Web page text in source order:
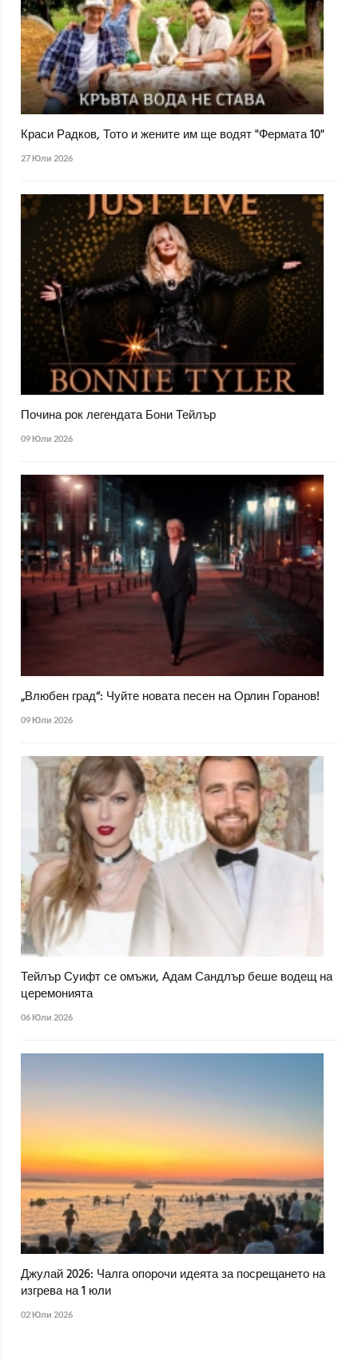
Краси Радков, Тото и жените им ще водят "Фермата 10"
27 Юли 2026
Почина рок легендата Бони Тейлър
09 Юли 2026
„Влюбен град“: Чуйте новата песен на Орлин Горанов!
09 Юли 2026
Тейлър Суифт се омъжи, Адам Сандлър беше водещ на
церемонията
06 Юли 2026
Джулай 2026: Чалга опорочи идеята за посрещането на
изгрева на 1 юли
02 Юли 2026